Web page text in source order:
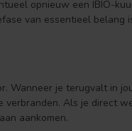
opnieuw een IBIO-
van essentieel belang
Wanneer je terugvalt in
Als je direct
aankomen.